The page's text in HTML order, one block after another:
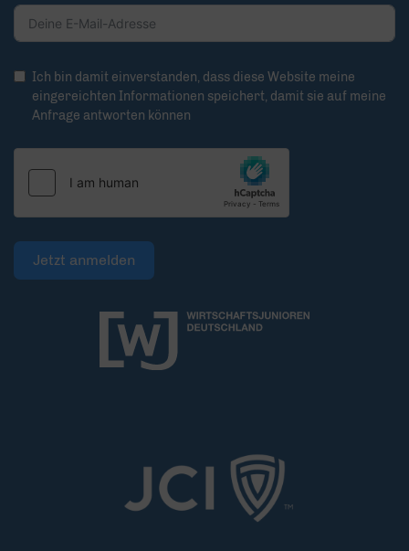
Ich bin damit einverstanden, dass diese Website meine
eingereichten Informationen speichert, damit sie auf meine
Anfrage antworten können
Jetzt anmelden